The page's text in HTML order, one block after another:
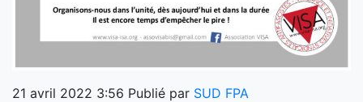
21 avril 2022 3:56 Publié par SUD FPA